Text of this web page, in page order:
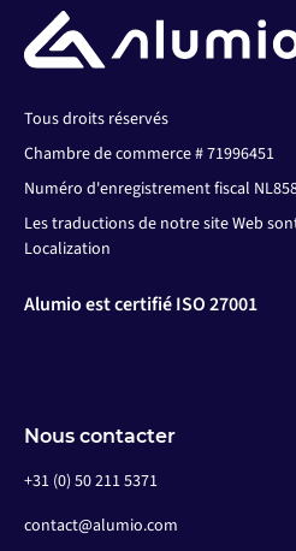
Tous droits réservés
Chambre de commerce # 71996451
Numéro d'enregistrement fiscal
Les traductions de notre site Web
Localization
Alumio est certifié ISO 27001
Nous contacter
+31 (0) 50 211 5371
contact@alumio.com